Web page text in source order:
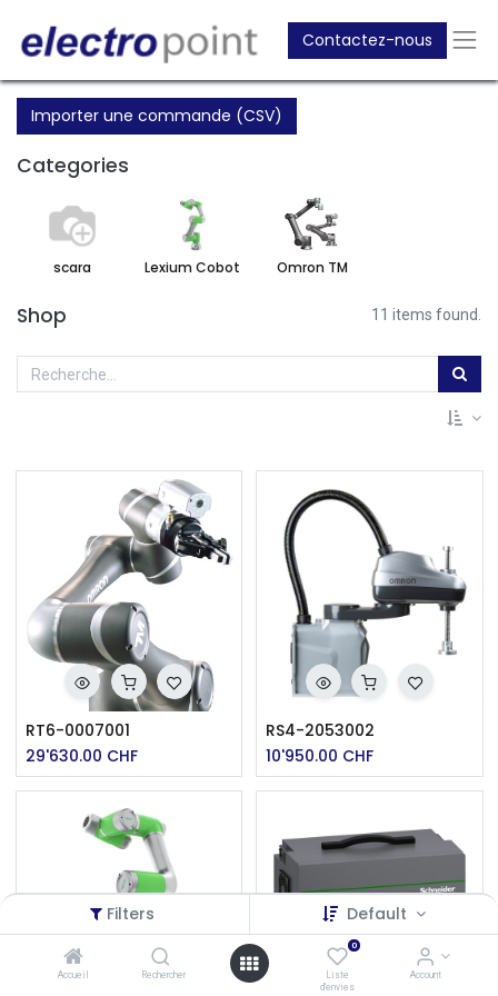
Filters Default
Accueil Rechercher
0
Liste
d'envies
Account
Contactez-nous
Importer une commande (CSV)
Categories
scara Lexium Cobot Omron TM
Shop 11 items found.
RT6-0007001
29'630.00 CHF
RS4-2053002
10'950.00 CHF